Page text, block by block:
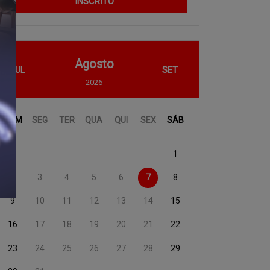
JUL Agosto
2026
SET
DOM SEG TER QUA QUI SEX SÁB
1
3 4 5 6 7 8
9 10 11 12 13 14 15
16 17 18 19 20 21 22
23 24 25 26 27 28 29